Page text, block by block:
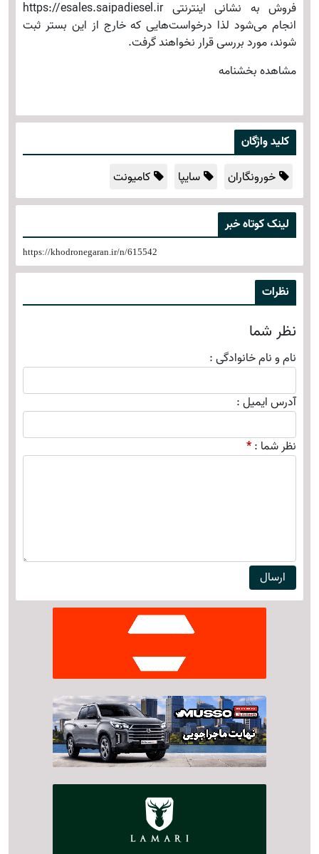
فروش به نشانی اینترنتی https://esales.saipadiesel.ir
انجام می‌شود لذا درخواست‌هایی که خارج از این بستر ثبت
شوند، مورد بررسی قرار نخواهند گرفت.
مشاهده بخشنامه
کلید واژگان
خورونگاران
سایپا کامیونت
لینک کوتاه خبر
https://khodronegaran.ir/n/615542
نظرات
نظر شما
نام و نام خانوادگی:
آدرس ایمیل:
نظر شما :